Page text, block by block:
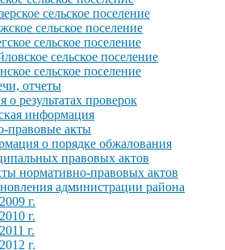
сельское поселение
сельское поселение
сельское поселение
сельское поселение
сельское поселение
отчеты
результатах проверок
информация
правовые акты
о порядке обжалования
правовых актов
нормативно-правовых актов
администрации района
2009 г.
2010 г.
2011 г.
2012 г.